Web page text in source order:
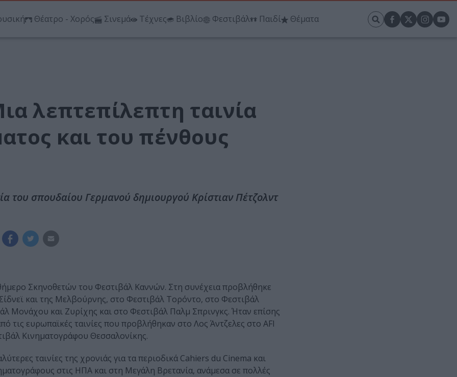
Θέατρο - Χορός Σινεμά Τέχνες Βιβλίο Φεστιβάλ Παιδί Θέματα
λεπτεπίλεπτη ταινία
και του πένθους
του σπουδαίου Γερμανού δημιουργού Κρίστιαν Πέτζολντ
Σκηνοθετών του Φεστιβάλ Καννών. Στη συνέχεια προβλήθηκε
και της Μελβούρνης, στο Φεστιβάλ Τορόντο, στο Φεστιβάλ
Μονάχου και Ζυρίχης και στο Φεστιβάλ Παλμ Σπρινγκς. Ήταν επίσης
τις ευρωπαϊκές ταινίες που προβλήθηκαν στο Λος Άντζελες στο AFI
Κινηματογράφου Θεσσαλονίκης.
ταινίες της χρονιάς για τα περιοδικά Cahiers du Cinema και
στις ΗΠΑ και στη Μεγάλη Βρετανία, ανάμεσα σε πολλές